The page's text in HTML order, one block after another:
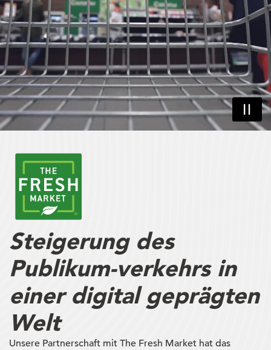
Steigerung des
Publikum-verkehrs in
einer digital geprägten
Welt
Unsere Partnerschaft mit The Fresh Market hat das